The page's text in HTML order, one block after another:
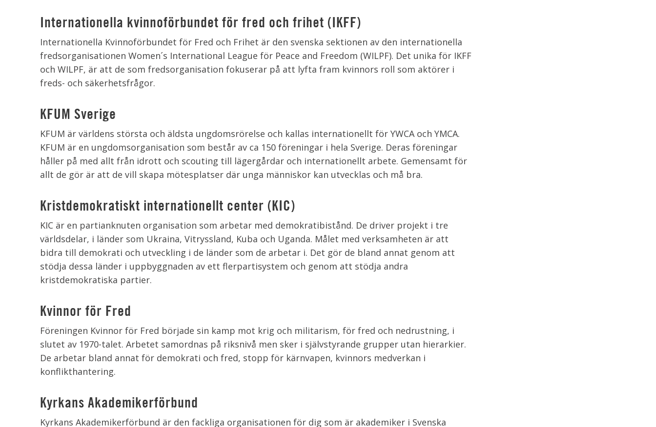
Internationella kvinnoförbundet för fred och frihet (IKFF)
Internationella Kvinnoförbundet för Fred och Frihet är den svenska sektionen av den internationella
fredsorganisationen Women´s International League för Peace and Freedom (WILPF). Det unika för IKFF
och WILPF, är att de som fredsorganisation fokuserar på att lyfta fram kvinnors roll som aktörer i
freds- och säkerhetsfrågor.
KFUM Sverige
KFUM är världens största och äldsta ungdomsrörelse och kallas internationellt för YWCA och YMCA.
KFUM är en ungdomsorganisation som består av ca 150 föreningar i hela Sverige. Deras föreningar
håller på med allt från idrott och scouting till lägergårdar och internationellt arbete. Gemensamt för
allt de gör är att de vill skapa mötesplatser där unga människor kan utvecklas och må bra.
Kristdemokratiskt internationellt center (KIC)
KIC är en partianknuten organisation som arbetar med demokratibistånd. De driver projekt i tre
världsdelar, i länder som Ukraina, Vitryssland, Kuba och Uganda. Målet med verksamheten är att
bidra till demokrati och utveckling i de länder som de arbetar i. Det gör de bland annat genom att
stödja dessa länder i uppbyggnaden av ett flerpartisystem och genom att stödja andra
kristdemokratiska partier.
Kvinnor för Fred
Föreningen Kvinnor för Fred började sin kamp mot krig och militarism, för fred och nedrustning, i
slutet av 1970-talet. Arbetet samordnas på riksnivå men sker i självstyrande grupper utan hierarkier.
De arbetar bland annat för demokrati och fred, stopp för kärnvapen, kvinnors medverkan i
konflikthantering.
Kyrkans Akademikerförbund
Kyrkans Akademikerförbund är den fackliga organisationen för dig som är akademiker i Svenska